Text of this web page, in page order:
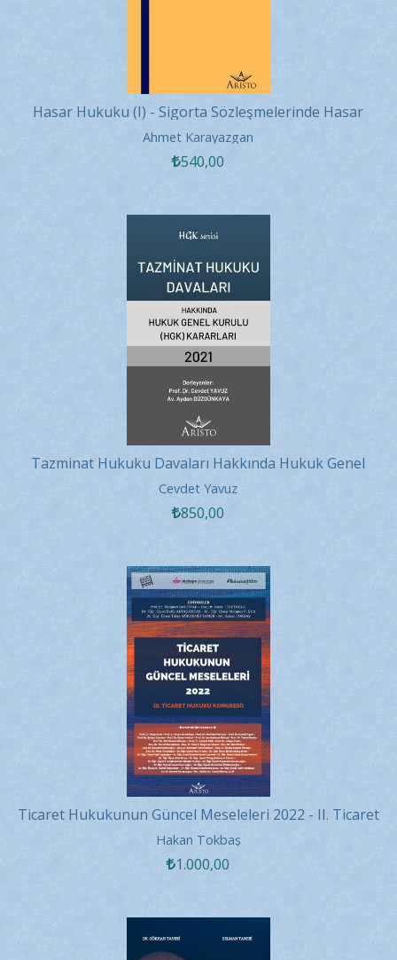
Hasar Hukuku (I) - Sigorta Sözleşmelerinde Hasar
Ahmet Karayazgan
540,00
Tazminat Hukuku Davaları Hakkında Hukuk Genel
Kurulu Kararları 2021
Cevdet Yavuz
850,00
Ticaret Hukukunun Güncel Meseleleri 2022 - II. Ticaret
Hukuku Kongresi
Hakan Tokbaş
1.000,00